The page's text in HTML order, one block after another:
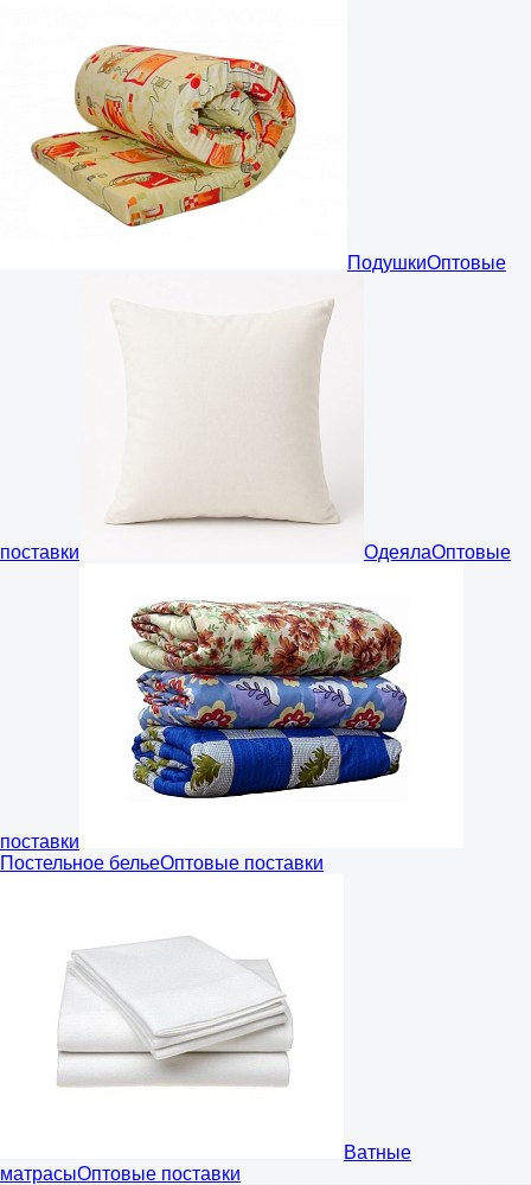
ПодушкиОптовые
поставки ОдеялаОптовые
поставки
Постельное бельеОптовые поставки
Ватные
матрасыОптовые поставки